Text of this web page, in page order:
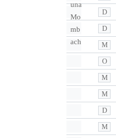
D
D
M
O
M
M
D
M